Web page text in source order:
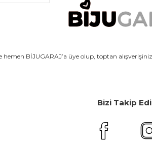
hemen BİJUGARAJ’a üye olup, toptan
Bizi Takip